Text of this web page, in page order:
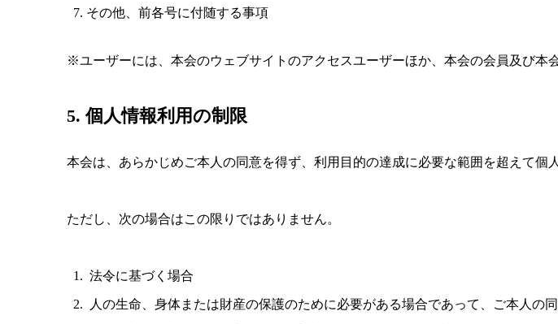
その他、前各号に付随する事項
※ユーザーには、本会のウェブサイトのアクセスユーザーほか、本会の会員及び本
5. 個人情報利用の制限
本会は、あらかじめご本人の同意を得ず、利用目的の達成に必要な範囲を超えて個
ただし、次の場合はこの限りではありません。
法令に基づく場合
人の生命、身体または財産の保護のために必要がある場合であって、ご本人の